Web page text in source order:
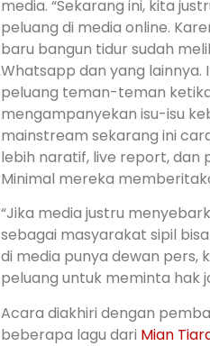
media. “Sekarang ini, kita
peluang di media online.
baru bangun tidur sudah
Whatsapp dan yang lainnya.
peluang teman-teman
mengampanyekan isu-isu
mainstream sekarang ini
lebih naratif, live report, dan
Minimal mereka
“Jika media justru
sebagai masyarakat sipil
di media punya dewan pers,
peluang untuk meminta hak
Acara diakhiri dengan
beberapa lagu dari Mian